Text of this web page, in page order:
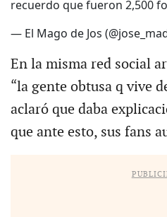
recuerdo que fueron 2,500
— El Mago de Jos
En la misma red social
“la gente obtusa q vive
aclaró que daba
que ante esto, sus fans